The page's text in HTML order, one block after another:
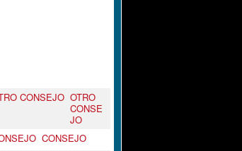
OTRO
CONSE
JO
CONSEJO